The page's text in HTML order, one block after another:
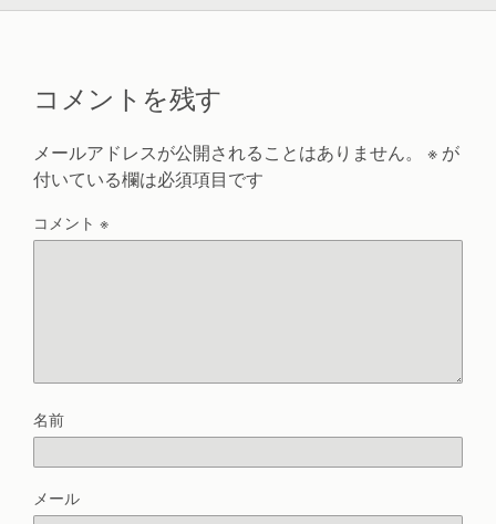
コメントを残す
メールアドレスが公開されることはありません。 ※ が
付いている欄は必須項目です
コメント ※
名前
メール